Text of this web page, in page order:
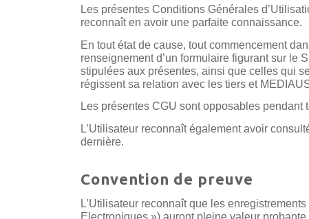
Les présentes Conditions Générales
reconnaît en avoir une parfaite connaissance.
En tout état de cause, tout commencement
renseignement d’un formulaire figurant sur le
stipulées aux présentes, ainsi que celles qui
régissent sa relation avec les tiers et
Les présentes CGU sont opposables pendant
L’Utilisateur reconnaît également avoir
dernière.
Convention de preuve
L’Utilisateur reconnaît que les
Electroniques ») auront pleine valeur